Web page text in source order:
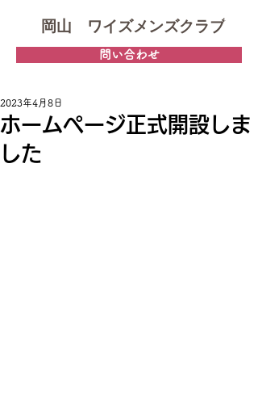
問い合わせ
岡山 ワイズメンズクラブ
ホームページ正式開設しま
した
2023年4月8日